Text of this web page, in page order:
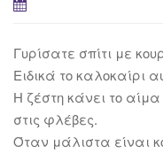
Γυρίσατε σπίτι με
Ειδικά το καλοκαίρι
Η ζέστη κάνει το
στις φλέβες.
Όταν μάλιστα είναι